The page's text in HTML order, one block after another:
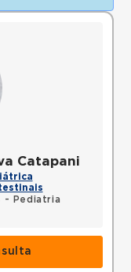
Catapani
- Pediatria